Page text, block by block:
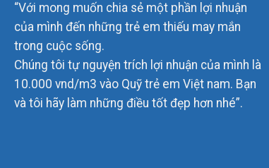
“Với mong muốn chia sẻ một phần lợi nhuận
của mình đến những trẻ em thiếu may mắn
trong cuộc sống.
Chúng tôi tự nguyện trích lợi nhuận của mình là
10.000 vnd/m3 vào Quỹ trẻ em Việt nam. Bạn
và tôi hãy làm những điều tốt đẹp hơn nhé”.